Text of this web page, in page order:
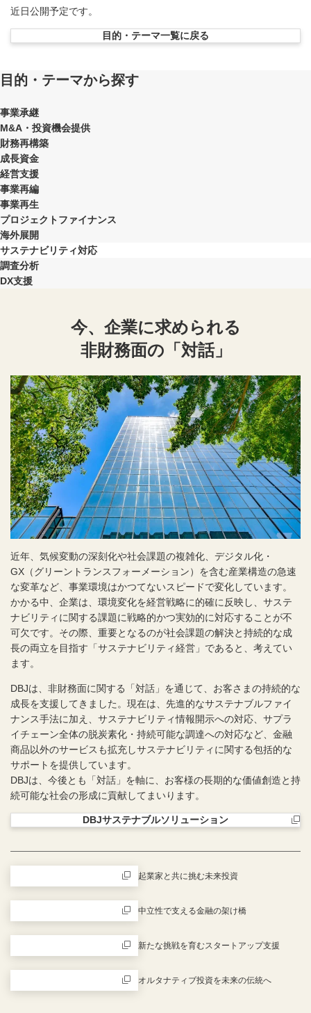
近日公開予定です。
目的・テーマ一覧に戻る
目的・テーマから探す
事業承継
M&A・投資機会提供
財務再構築
成長資金
経営支援
事業再編
事業再生
プロジェクトファイナンス
海外展開
サステナビリティ対応
調査分析
DX支援
今、企業に求められる
非財務面の「対話」
近年、気候変動の深刻化や社会課題の複雑化、デジタル化・
GX（グリーントランスフォーメーション）を含む産業構造の急速
な変革など、事業環境はかつてないスピードで変化しています。
かかる中、企業は、環境変化を経営戦略に的確に反映し、サステ
ナビリティに関する課題に戦略的かつ実効的に対応することが不
可欠です。その際、重要となるのが社会課題の解決と持続的な成
長の両立を目指す「サステナビリティ経営」であると、考えてい
ます。
DBJは、非財務面に関する「対話」を通じて、お客さまの持続的な
成長を支援してきました。現在は、先進的なサステナブルファイ
ナンス手法に加え、サステナビリティ情報開示への対応、サプラ
イチェーン全体の脱炭素化・持続可能な調達への対応など、金融
商品以外のサービスも拡充しサステナビリティに関する包括的な
サポートを提供しています。
DBJは、今後とも「対話」を軸に、お客様の長期的な価値創造と持
続可能な社会の形成に貢献してまいります。
DBJサステナブルソリューション
新規ウィンドウを開きます
起業家と共に挑む未来投資
中立性で支える金融の架け橋
新たな挑戦を育むスタートアップ支援
オルタナティブ投資を未来の伝統へ